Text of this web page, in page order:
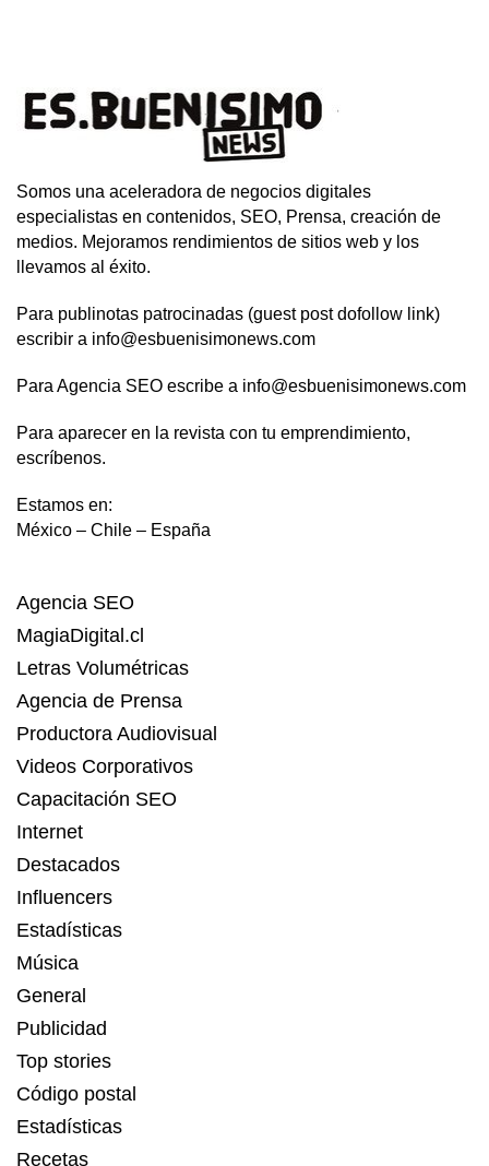
Somos una aceleradora de negocios digitales
especialistas en contenidos, SEO, Prensa, creación de
medios. Mejoramos rendimientos de sitios web y los
llevamos al éxito.
Para publinotas patrocinadas (guest post dofollow link)
escribir a info@esbuenisimonews.com
Para Agencia SEO escribe a info@esbuenisimonews.com
Para aparecer en la revista con tu emprendimiento,
escríbenos.
Estamos en:
México – Chile – España
Agencia SEO
MagiaDigital.cl
Letras Volumétricas
Agencia de Prensa
Productora Audiovisual
Videos Corporativos
Capacitación SEO
Internet
Destacados
Influencers
Estadísticas
Música
General
Publicidad
Top stories
Código postal
Estadísticas
Recetas